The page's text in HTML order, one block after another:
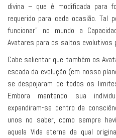
divina – que é modificada para
requerido para cada ocasião. Tal
funcionar” no mundo a
Avatares para os saltos evolutivos
Cabe salientar que também os
escada da evolução (em nosso
se despojaram de todos os
Embora mantendo sua
expandiram-se dentro da
unos no saber, como sempre
aquela Vida eterna da qual